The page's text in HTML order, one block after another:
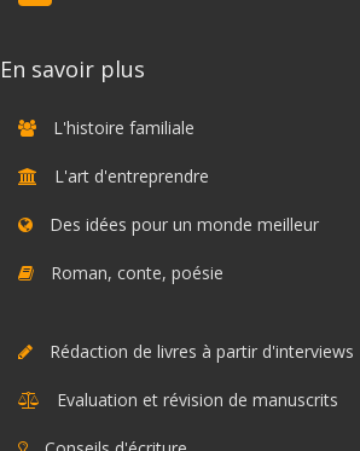
En savoir plus
L'histoire familiale
L'art d'entreprendre
Des idées pour un monde meilleur
Roman, conte, poésie
Rédaction de livres à partir d'interviews
Evaluation et révision de manuscrits